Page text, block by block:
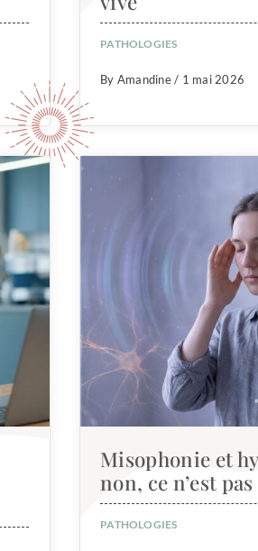
PATHOLOGIES
By Amandine / 1 mai 2026
Misophonie et
non, ce n’est
PATHOLOGIES